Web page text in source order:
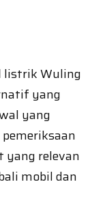
listrik Wuling
yang
yang
yang relevan
mobil dan